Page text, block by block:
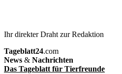
Ihr direkter Draht zur Redaktion
Tageblatt24.com
News & Nachrichten
Das Tageblatt für Tierfreunde